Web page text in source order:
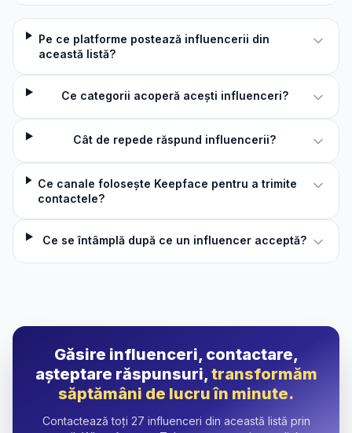
Pe ce platforme postează influencerii din
această listă?
Ce categorii acoperă acești influenceri?
Cât de repede răspund influencerii?
Ce canale folosește Keepface pentru a trimite
contactele?
Ce se întâmplă după ce un influencer acceptă?
Găsire influenceri, contactare,
așteptare răspunsuri,transformăm
săptămâni de lucru în minute.
Contactează toți 27 influenceri din această listă prin